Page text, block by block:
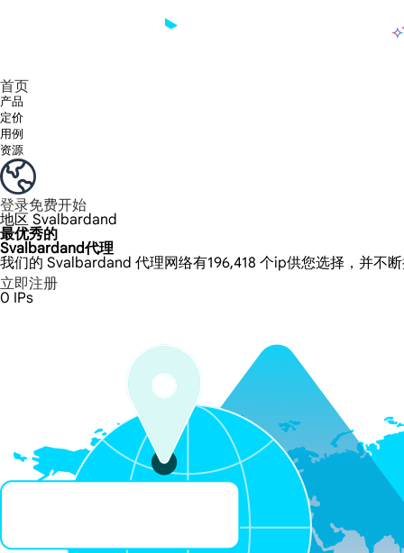
首页
产品
定价
用例
资源
登录免费开始
地区 Svalbardand
最优秀的
Svalbardand代理
我们的 Svalbardand 代理网络有196,418 个ip供您选择，并不
立即注册
0 IPs